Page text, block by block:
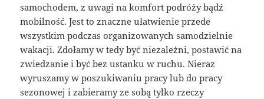
samochodem, z uwagi na komfort podróży bądź
mobilność. Jest to znaczne ułatwienie przede
wszystkim podczas organizowanych samodzielnie
wakacji. Zdołamy w tedy być niezależni, postawić na
zwiedzanie i być bez ustanku w ruchu. Nieraz
wyruszamy w poszukiwaniu pracy lub do pracy
sezonowej i zabieramy ze sobą tylko rzeczy